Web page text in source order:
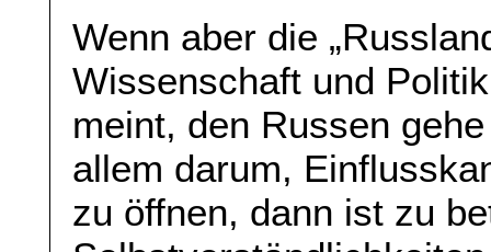
Wenn aber die
Wissenschaft und
meint, den Russen
allem darum,
zu öffnen, dann ist zu